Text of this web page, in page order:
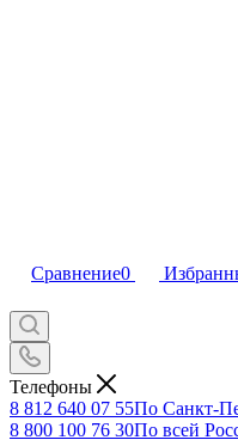
Сравнение0
Телефоны
8 812 640 07 55По Санкт-
8 800 100 76 30По всей